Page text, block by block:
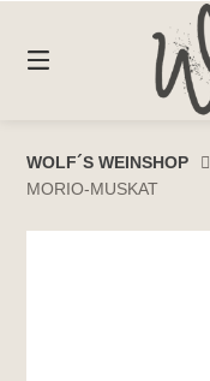
zum
WOLF´S WEINSHOP
MORIO-MUSKAT